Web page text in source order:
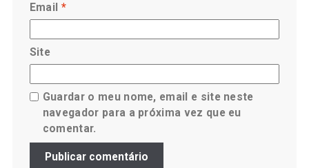
Email *
Site
Guardar o meu nome, email e site neste
navegador para a próxima vez que eu
comentar.